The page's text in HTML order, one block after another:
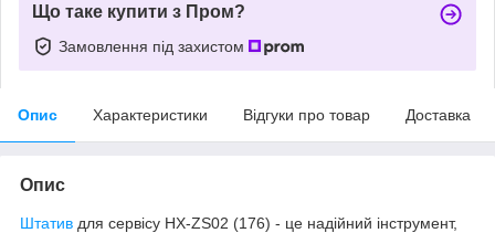
Що таке купити з Пром?
Замовлення під захистом
Опис Характеристики Відгуки про товар Доставка
Опис
Штатив для сервісу HX-ZS02 (176) - це надійний інструмент,